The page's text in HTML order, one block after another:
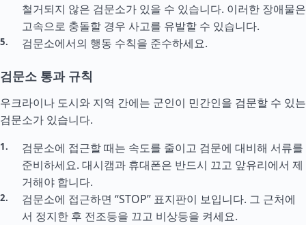
철거되지 않은 검문소가 있을 수 있습니다. 이러한 장애물은
고속으로 충돌할 경우 사고를 유발할 수 있습니다.
검문소에서의 행동 수칙을 준수하세요.
검문소 통과 규칙
우크라이나 도시와 지역 간에는 군인이 민간인을 검문할 수 있는
검문소가 있습니다.
검문소에 접근할 때는 속도를 줄이고 검문에 대비해 서류를
준비하세요. 대시캠과 휴대폰은 반드시 끄고 앞유리에서 제
거해야 합니다.
검문소에 접근하면 “STOP” 표지판이 보입니다. 그 근처에
서 정지한 후 전조등을 끄고 비상등을 켜세요.